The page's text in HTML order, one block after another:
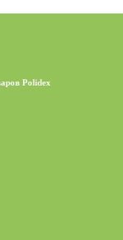
Polidex